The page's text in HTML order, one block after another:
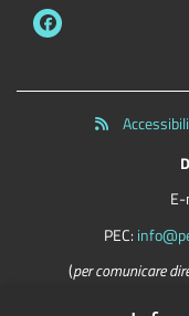
PEC:
(per comunicare
La mail del DPO va